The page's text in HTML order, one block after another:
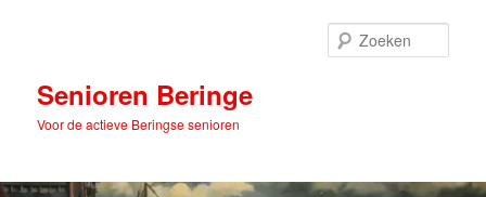
inhoudSenioren Beringe
Voor de actieve Beringse senioren